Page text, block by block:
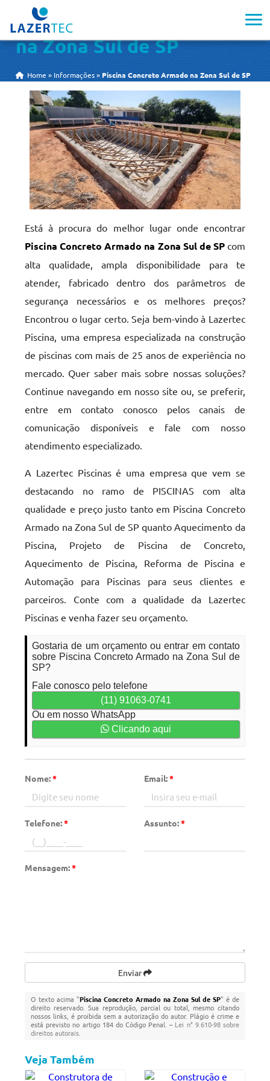
Piscina Concreto Armado
na Zona Sul de SP
Home » Informações » Piscina Concreto Armado na Zona Sul de SP
Está à procura do melhor lugar onde encontrar
Piscina Concreto Armado na Zona Sul de SPcom
alta qualidade, ampla disponibilidade para te
atender, fabricado dentro dos parâmetros de
segurança necessários e os melhores preços?
Encontrou o lugar certo. Seja bem-vindo à Lazertec
Piscina, uma empresa especializada na construção
de piscinas com mais de 25 anos de experiência no
mercado. Quer saber mais sobre nossas soluções?
Continue navegando em nosso site ou, se preferir,
entre em contato conosco pelos canais de
comunicação disponíveis e fale com nosso
atendimento especializado.
A Lazertec Piscinas é uma empresa que vem se
destacando no ramo de PISCINAS com alta
qualidade e preço justo tanto em Piscina Concreto
Armado na Zona Sul de SP quanto Aquecimento da
Piscina, Projeto de Piscina de Concreto,
Aquecimento de Piscina, Reforma de Piscina e
Automação para Piscinas para seus clientes e
parceiros. Conte com a qualidade da Lazertec
Piscinas e venha fazer seu orçamento.
Gostaria de um orçamento ou entrar em contato
sobre Piscina Concreto Armado na Zona Sul de
SP?
Fale conosco pelo telefone
(11) 91063-0741
Ou em nosso WhatsApp
Clicando aqui
Nome:* Email:*
Telefone:* Assunto:*
Mensagem:*
Enviar
O texto acima "Piscina Concreto Armado na Zona Sul de SP" é de
direito reservado. Sua reprodução, parcial ou total, mesmo citando
nossos links, é proibida sem a autorização do autor. Plágio é crime e
está previsto no artigo 184 do Código Penal. – Lei n° 9.610-98 sobre
direitos autorais
Veja Também